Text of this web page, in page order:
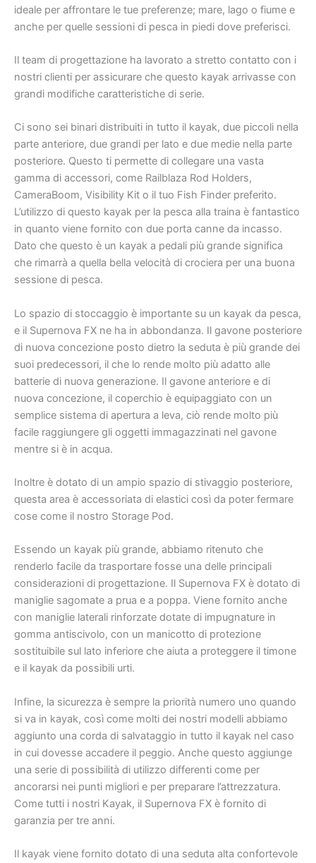
ideale per affrontare le tue preferenze; mare, lago o fiume e
anche per quelle sessioni di pesca in piedi dove preferisci.
Il team di progettazione ha lavorato a stretto contatto con i
nostri clienti per assicurare che questo kayak arrivasse con
grandi modifiche caratteristiche di serie.
Ci sono sei binari distribuiti in tutto il kayak, due piccoli nella
parte anteriore, due grandi per lato e due medie nella parte
posteriore. Questo ti permette di collegare una vasta
gamma di accessori, come Railblaza Rod Holders,
CameraBoom, Visibility Kit o il tuo Fish Finder preferito.
L’utilizzo di questo kayak per la pesca alla traina è fantastico
in quanto viene fornito con due porta canne da incasso.
Dato che questo è un kayak a pedali più grande significa
che rimarrà a quella bella velocità di crociera per una buona
sessione di pesca.
Lo spazio di stoccaggio è importante su un kayak da pesca,
e il Supernova FX ne ha in abbondanza. Il gavone posteriore
di nuova concezione posto dietro la seduta è più grande dei
suoi predecessori, il che lo rende molto più adatto alle
batterie di nuova generazione. Il gavone anteriore e di
nuova concezione, il coperchio è equipaggiato con un
semplice sistema di apertura a leva, ciò rende molto più
facile raggiungere gli oggetti immagazzinati nel gavone
mentre si è in acqua.
Inoltre è dotato di un ampio spazio di stivaggio posteriore,
questa area è accessoriata di elastici così da poter fermare
cose come il nostro Storage Pod.
Essendo un kayak più grande, abbiamo ritenuto che
renderlo facile da trasportare fosse una delle principali
considerazioni di progettazione. Il Supernova FX è dotato di
maniglie sagomate a prua e a poppa. Viene fornito anche
con maniglie laterali rinforzate dotate di impugnature in
gomma antiscivolo, con un manicotto di protezione
sostituibile sul lato inferiore che aiuta a proteggere il timone
e il kayak da possibili urti.
Infine, la sicurezza è sempre la priorità numero uno quando
si va in kayak, così come molti dei nostri modelli abbiamo
aggiunto una corda di salvataggio in tutto il kayak nel caso
in cui dovesse accadere il peggio. Anche questo aggiunge
una serie di possibilità di utilizzo differenti come per
ancorarsi nei punti migliori e per preparare l’attrezzatura.
Come tutti i nostri Kayak, il Supernova FX è fornito di
garanzia per tre anni.
Il kayak viene fornito dotato di una seduta alta confortevole